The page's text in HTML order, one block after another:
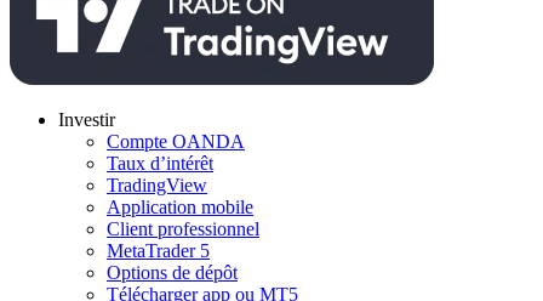
Investir
Compte OANDA
Taux d’intérêt
TradingView
Application mobile
Client professionnel
MetaTrader 5
Options de dépôt
Télécharger app ou MT5